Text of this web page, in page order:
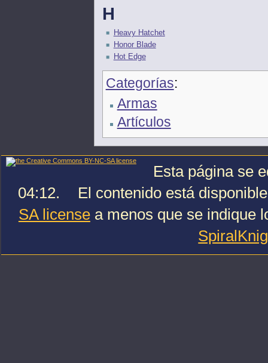
H
Heavy Hatchet
Honor Blade
Hot Edge
Categorías:
Armas
Artículos
Esta página se
04:12.
El contenido está
SA licensea menos que se indique